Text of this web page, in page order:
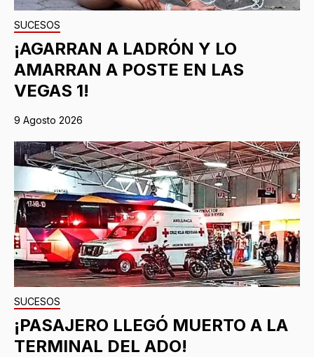
SUCESOS
¡AGARRAN A LADRÓN Y LO
AMARRAN A POSTE EN LAS
VEGAS 1!
9 Agosto 2026
SUCESOS
¡PASAJERO LLEGÓ MUERTO A LA
TERMINAL DEL ADO!